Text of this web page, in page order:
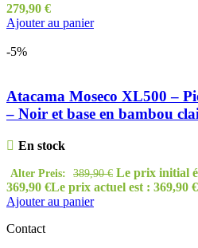
279,90 €
Ajouter au panier
-5%
Atacama Moseco XL500 –
– Noir et base en bambou
En stock
Alter Preis: 389,90€ Le prix initial
369,90 €Le prix actuel est : 369,90
Ajouter au panier
Contact